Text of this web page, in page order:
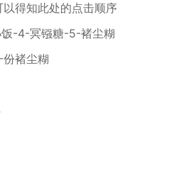
得知此处的点击顺序
-4-冥镪糖-5-褚尘糊
褚尘糊